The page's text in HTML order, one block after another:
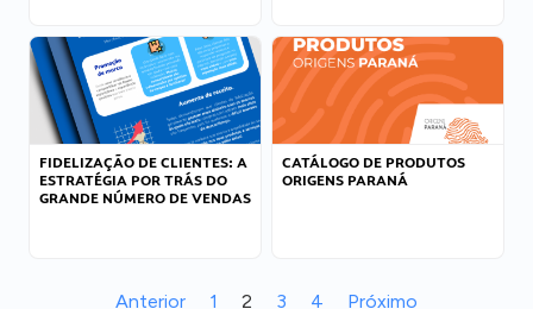
FIDELIZAÇÃO DE CLIENTES: A
ESTRATÉGIA POR TRÁS DO
GRANDE NÚMERO DE VENDAS
CATÁLOGO DE PRODUTOS
ORIGENS PARANÁ
Anterior 1 2 3 4 Próximo